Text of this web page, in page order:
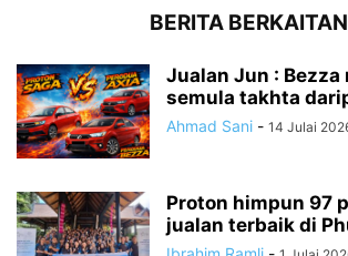
BERITA BERKAITAN
Jualan Jun : Bezza
semula takhta
Ahmad Sani - 14 Julai
Proton himpun 97
jualan terbaik di